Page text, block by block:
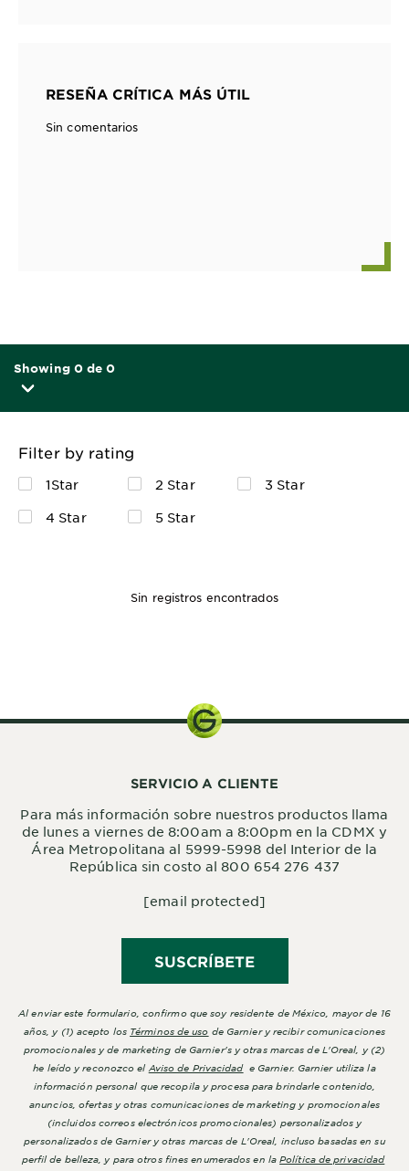
RESEÑA CRÍTICA MÁS ÚTIL
Sin comentarios
Showing 0 de 0
Filter by rating
1Star 2 Star
3 Star
4 Star
5 Star
Sin registros encontrados
SERVICIO A CLIENTE
Para más información sobre nuestros productos llama
de lunes a viernes de 8:00am a 8:00pm en la CDMX y
Área Metropolitana al 5999-5998 del Interior de la
República sin costo al 800 654 276 437
[email protected]
SUSCRÍBETE
Al enviar este formulario, confirmo que soy residente de México, mayor de 16
años, y (1) acepto los Términos de uso de Garnier y recibir comunicaciones
promocionales y de marketing de Garnier's y otras marcas de L'Oreal, y (2)
he leído y reconozco el Aviso de Privacidade Garnier. Garnier utiliza la
información personal que recopila y procesa para brindarle contenido,
anuncios, ofertas y otras comunicaciones de marketing y promocionales
(incluidos correos electrónicos promocionales) personalizados y
personalizados de Garnier y otras marcas de L'Oreal, incluso basadas en su
perfil de belleza, y para otros fines enumerados en la Política de privacidad